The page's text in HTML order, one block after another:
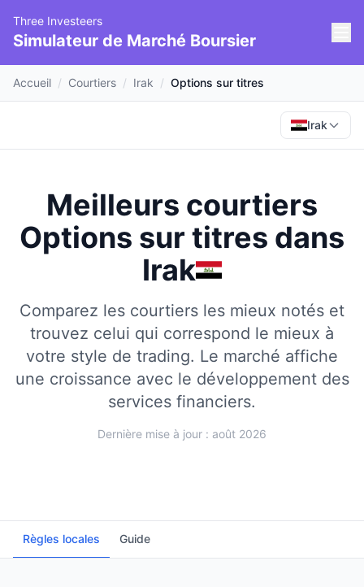
Three Investeers
Simulateur de Marché Boursier
Accueil / Courtiers / Irak / Options sur titres
Irak
Meilleurs courtiers
Options sur titres dans
Irak
Comparez les courtiers les mieux notés et
trouvez celui qui correspond le mieux à
votre style de trading. Le marché affiche
une croissance avec le développement des
services financiers.
Dernière mise à jour : août 2026
Règles locales Guide